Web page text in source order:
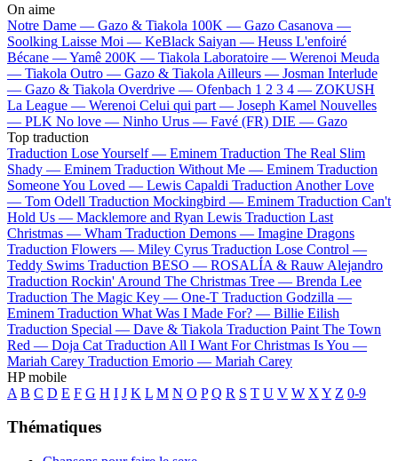
On aime
Notre Dame — Gazo & Tiakola 100K — Gazo Casanova —
Soolking Laisse Moi — KeBlack Saiyan — Heuss L'enfoiré
Bécane —Yamê 200K — Tiakola Laboratoire — Werenoi Meuda
— Tiakola Outro — Gazo & Tiakola Ailleurs — Josman Interlude
— Gazo & Tiakola Overdrive — Ofenbach 1 2 3 4 — ZOKUSH
La League — Werenoi Celui qui part — Joseph Kamel Nouvelles
— PLK No love — Ninho Urus — Favé (FR) DIE — Gazo
Top traduction
Traduction Lose Yourself — Eminem Traduction The Real Slim
Shady — Eminem Traduction Without Me — Eminem Traduction
Someone You Loved — Lewis Capaldi Traduction Another Love
— Tom Odell Traduction Mockingbird — Eminem Traduction Can't
Hold Us — Macklemore and Ryan Lewis Traduction Last
Christmas — Wham Traduction Demons — Imagine Dragons
Traduction Flowers — Miley Cyrus Traduction Lose Control —
Teddy Swims Traduction BESO — ROSALÍA & Rauw Alejandro
Traduction Rockin' Around The Christmas Tree — Brenda Lee
Traduction The Magic Key — One-T Traduction Godzilla —
Eminem Traduction What Was I Made For? — Billie Eilish
Traduction Special — Dave & Tiakola Traduction Paint The Town
Red — Doja Cat Traduction All I Want For Christmas Is You —
Mariah Carey Traduction Emorio — Mariah Carey
HP mobile
A B C D E F G H I J K L M N O P Q R S T U V W X Y Z 0-9
Thématiques